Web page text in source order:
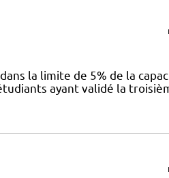
la limite de 5% de la
ayant validé la